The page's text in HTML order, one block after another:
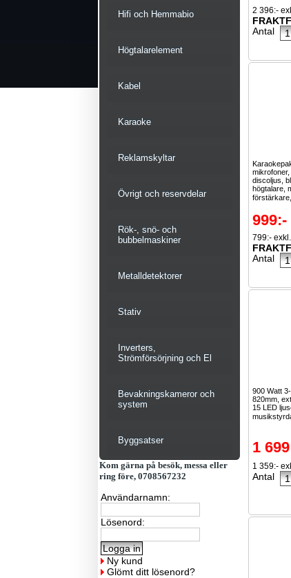
Hifi och Hemmabio
Högtalarelement
Kabel
Karaoke
Reklamskyltar
Övrigt och reservdelar
Rök-, snö- och
bubbelmaskiner
Metalldetektorer
Stativ
Inverters,
Strömförsörjning och El
Bevakningskameror och
system
Byggsatser
Kom gärna på besök, messa eller
ring före, 0708567232
Användarnamn:
Lösenord:
Ny kund
Glömt ditt lösenord?
2 396:-
Antal
mikrofoner,
discoljus,
högtalare,
999:-
799:-
Antal
900 Watt
820mm,
15 LED
1
1 359:-
Antal